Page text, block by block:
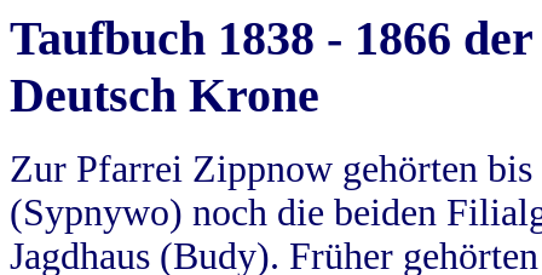
Taufbuch 1838 - 1866
Deutsch Krone
Zur Pfarrei Zippnow gehörten
(Sypnywo) noch die beiden
Jagdhaus (Budy). Früher